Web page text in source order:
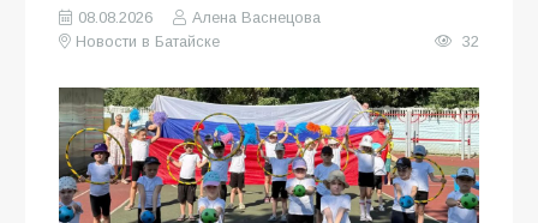
08.08.2026
Алена Васнецова
Новости в Батайске
32